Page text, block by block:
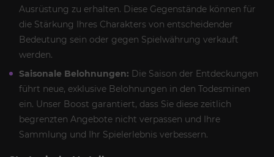
Ausrüstung zu erhalten. Diese Gegenstände können für
die Stärkung Ihres Charakters von entscheidender
Bedeutung sein oder gegen Spielwährung verkauft
werden.
Saisonale Belohnungen: Die Saison der Entdeckungen
führt neue, exklusive Belohnungen in den Todesminen
ein. Unser Boost garantiert, dass Sie diese zeitlich
begrenzten Angebote nicht verpassen und Ihre
Sammlung und Ihr Spielerlebnis verbessern.